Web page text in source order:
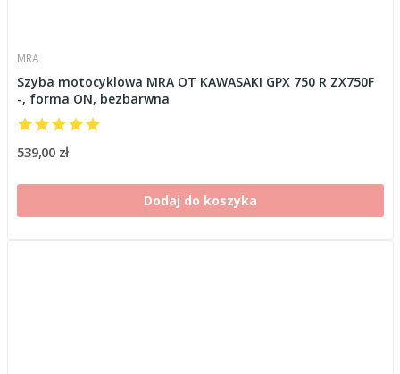
MRA
Szyba motocyklowa MRA OT KAWASAKI GPX 750 R ZX750F
-, forma ON, bezbarwna
539,00 zł
Dodaj do koszyka